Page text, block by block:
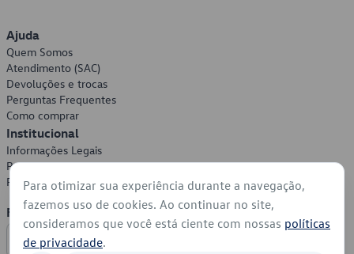
Ajuda
Quem Somos
Atendimento (SAC)
Devoluções e trocas
Perguntas Frequentes
Como comprar
Institucional
Informações Legais
Política de Privacidade
Política de Cookies
Formas de Pagamento
Para otimizar sua experiência durante a navegação,
fazemos uso de cookies. Ao continuar no site,
consideramos que você está ciente com nossas políticas
de privacidade.